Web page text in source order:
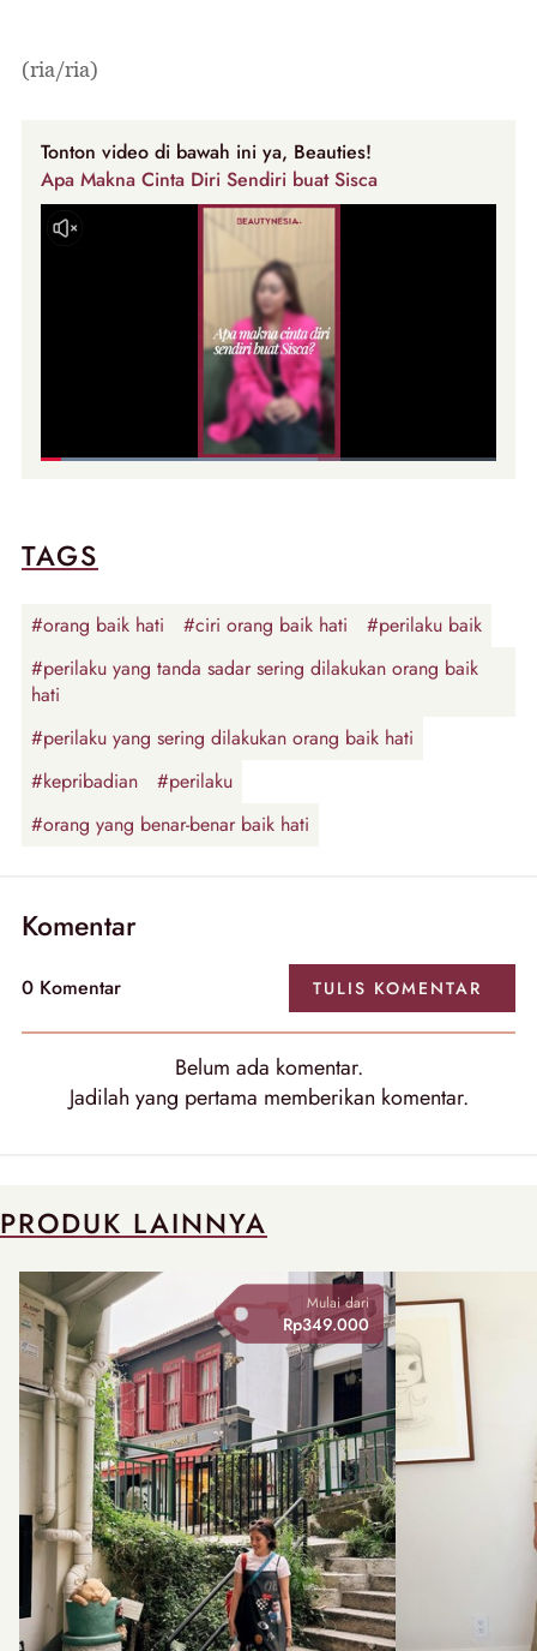
(ria/ria)
Tonton video di bawah ini ya, Beauties!
Apa Makna Cinta Diri Sendiri buat Sisca
TAGS
#orang baik hati #ciri orang baik hati
#perilaku baik
#perilaku yang tanda sadar sering dilakukan orang baik
hati
#perilaku yang sering dilakukan orang baik hati
#kepribadian
#perilaku
#orang yang benar-benar baik hati
Komentar
0 Komentar TULIS KOMENTAR
Belum ada komentar.
Jadilah yang pertama memberikan komentar.
PRODUK LAINNYA
Mulai dari
Rp349.000